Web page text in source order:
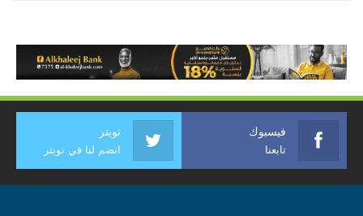
فيسبوك
تابعنا
تويتر
انضم لنا في تويتر